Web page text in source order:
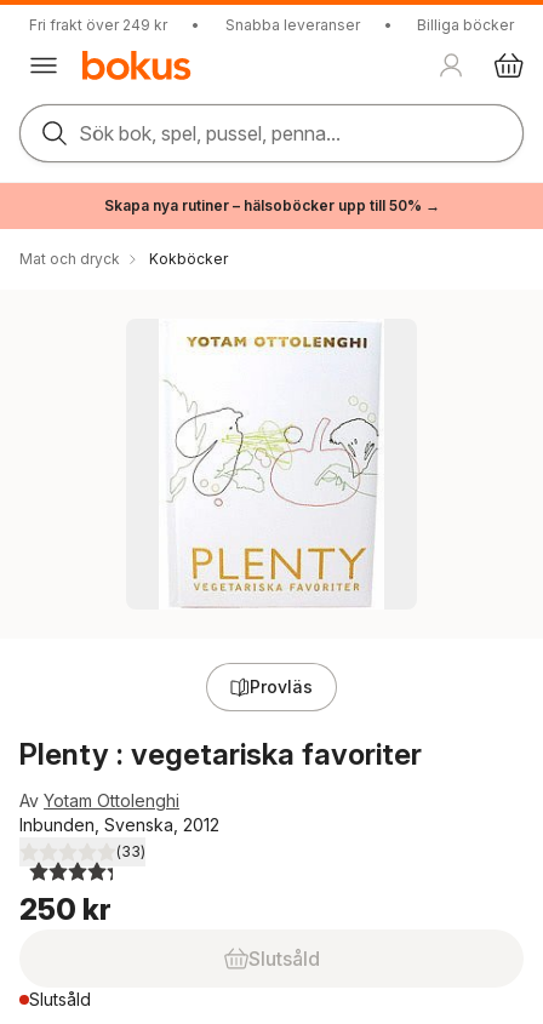
Fri frakt över 249 kr • Snabba leveranser • Billiga böcker
Sök bok, spel, pussel, penna...
Skapa nya rutiner – hälsoböcker upp till 50% →
Mat och dryck Kokböcker
Provläs
Plenty : vegetariska favoriter
Av Yotam Ottolenghi
Inbunden, Svenska, 2012
4,3utav 5 stjärnor. Totalt antal röster:
(33)
250 kr
Slutsåld
Slutsåld